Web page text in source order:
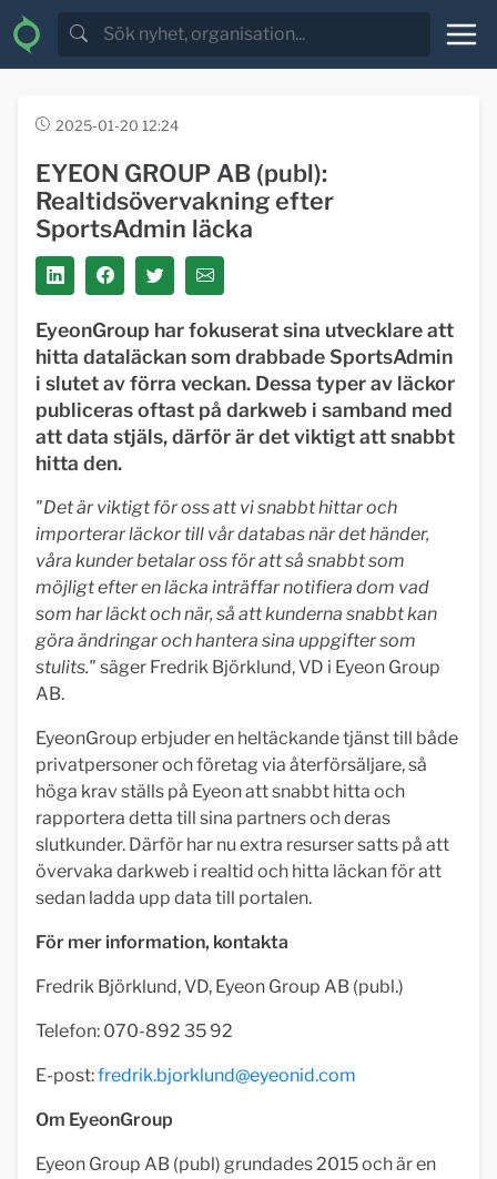
2025-01-20 12:24
EYEON GROUP AB (publ):
Realtidsövervakning efter
SportsAdmin läcka
EyeonGroup har fokuserat sina utvecklare att
hitta dataläckan som drabbade SportsAdmin
i slutet av förra veckan. Dessa typer av läckor
publiceras oftast på darkweb i samband med
att data stjäls, därför är det viktigt att snabbt
hitta den.
"Det är viktigt för oss att vi snabbt hittar och
importerar läckor till vår databas när det händer,
våra kunder betalar oss för att så snabbt som
möjligt efter en läcka inträffar notifiera dom vad
som har läckt och när, så att kunderna snabbt kan
göra ändringar och hantera sina uppgifter som
stulits." säger Fredrik Björklund, VD i Eyeon Group
AB.
EyeonGroup erbjuder en heltäckande tjänst till både
privatpersoner och företag via återförsäljare, så
höga krav ställs på Eyeon att snabbt hitta och
rapportera detta till sina partners och deras
slutkunder. Därför har nu extra resurser satts på att
övervaka darkweb i realtid och hitta läckan för att
sedan ladda upp data till portalen.
För mer information, kontakta
Fredrik Björklund, VD, Eyeon Group AB (publ.)
Telefon: 070-892 35 92
E-post:fredrik.bjorklund@eyeonid.com
Om EyeonGroup
Eyeon Group AB (publ) grundades 2015 och är en